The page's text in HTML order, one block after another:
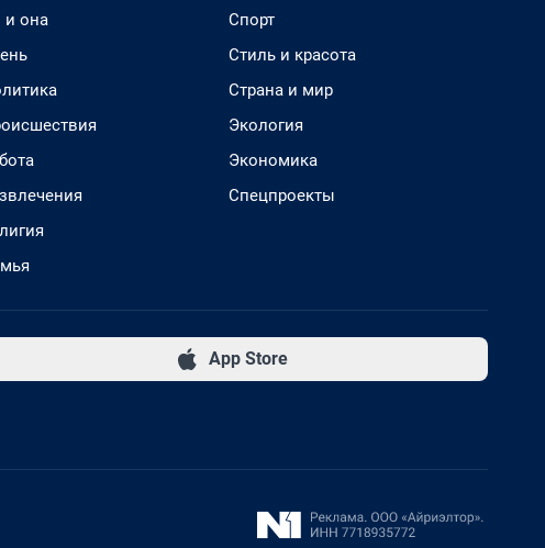
и она
Спорт
Стиль и красота
Страна и мир
Экология
Экономика
Спецпроекты
App Store